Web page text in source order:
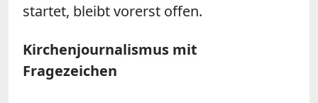
startet, bleibt vorerst offen.
Kirchenjournalismus mit
Fragezeichen